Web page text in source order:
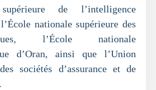
de l’intelligence
nationale supérieure des
l’École nationale
d’Oran, ainsi que l’Union
sociétés d’assurance et de